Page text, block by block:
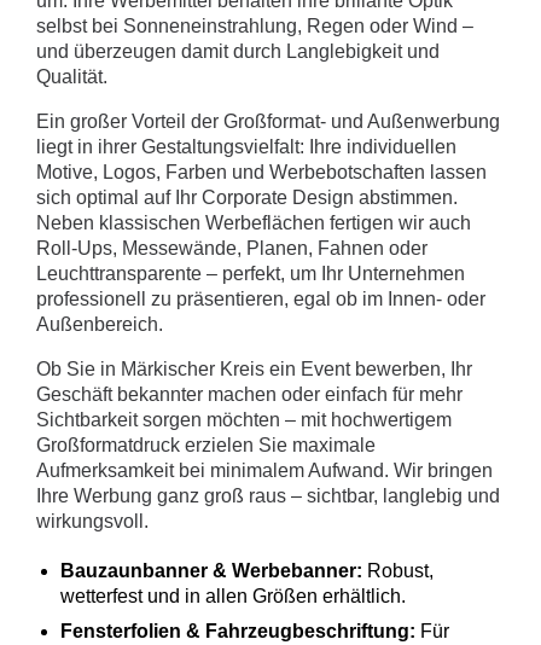
selbst bei Sonneneinstrahlung, Regen oder Wind –
und überzeugen damit durch Langlebigkeit und
Qualität.
Ein großer Vorteil der Großformat- und Außenwerbung
liegt in ihrer Gestaltungsvielfalt: Ihre individuellen
Motive, Logos, Farben und Werbebotschaften lassen
sich optimal auf Ihr Corporate Design abstimmen.
Neben klassischen Werbeflächen fertigen wir auch
Roll-Ups, Messewände, Planen, Fahnen oder
Leuchttransparente – perfekt, um Ihr Unternehmen
professionell zu präsentieren, egal ob im Innen- oder
Außenbereich.
Ob Sie in Märkischer Kreis ein Event bewerben, Ihr
Geschäft bekannter machen oder einfach für mehr
Sichtbarkeit sorgen möchten – mit hochwertigem
Großformatdruck erzielen Sie maximale
Aufmerksamkeit bei minimalem Aufwand. Wir bringen
Ihre Werbung ganz groß raus – sichtbar, langlebig und
wirkungsvoll.
Bauzaunbanner & Werbebanner: Robust,
wetterfest und in allen Größen erhältlich.
Fensterfolien & Fahrzeugbeschriftung: Für